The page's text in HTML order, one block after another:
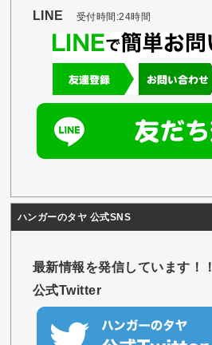
LINE 受付時間:24時間
ハンガーのタヤ 公式SNS
最新情報を発信しています！！
公式Twitter